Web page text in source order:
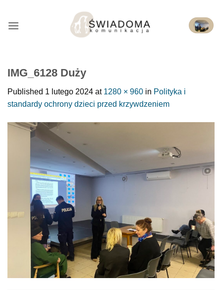
treści
IMG_6128 Duży
Published 1 lutego 2024 at 1280 × 960 in Polityka i
standardy ochrony dzieci przed krzywdzeniem